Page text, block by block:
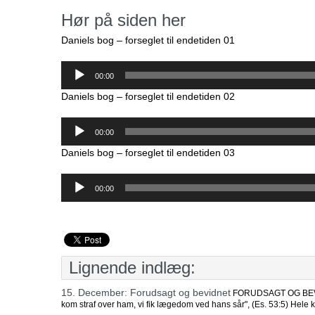
Hør på siden her
Daniels bog – forseglet til endetiden 01
00:00
Daniels bog – forseglet til endetiden 02
00:00
Daniels bog – forseglet til endetiden 03
00:00
Lignende indlæg:
15. December: Forudsagt og bevidnet FORUDSAGT OG
kom straf over ham, vi fik lægedom ved hans sår", (Es. 53:5) Hele